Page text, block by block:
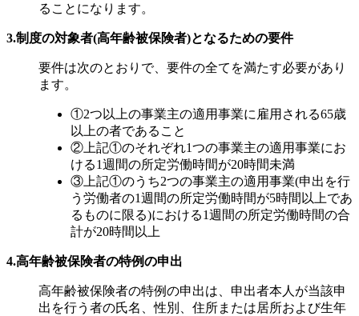
ることになります。
3.制度の対象者(高年齢被保険者)となるための要件
要件は次のとおりで、要件の全てを満たす必要があり
ます。
①2つ以上の事業主の適用事業に雇用される65歳
以上の者であること
②上記①のそれぞれ1つの事業主の適用事業にお
ける1週間の所定労働時間が20時間未満
③上記①のうち2つの事業主の適用事業(申出を行
う労働者の1週間の所定労働時間が5時間以上であ
るものに限る)における1週間の所定労働時間の合
計が20時間以上
4.高年齢被保険者の特例の申出
高年齢被保険者の特例の申出は、申出者本人が当該申
出を行う者の氏名、性別、住所または居所および生年